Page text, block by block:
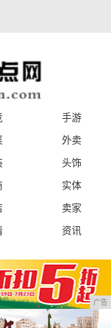
手游
外卖
头饰
实体
卖家
资讯
广告